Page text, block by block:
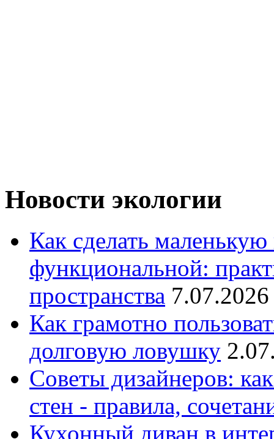
Новости экологии
Как сделать
функциональной:
пространства
Как грамотно
долговую ловушку
Советы дизайнеров:
стен - правила,
Кухонный диван в